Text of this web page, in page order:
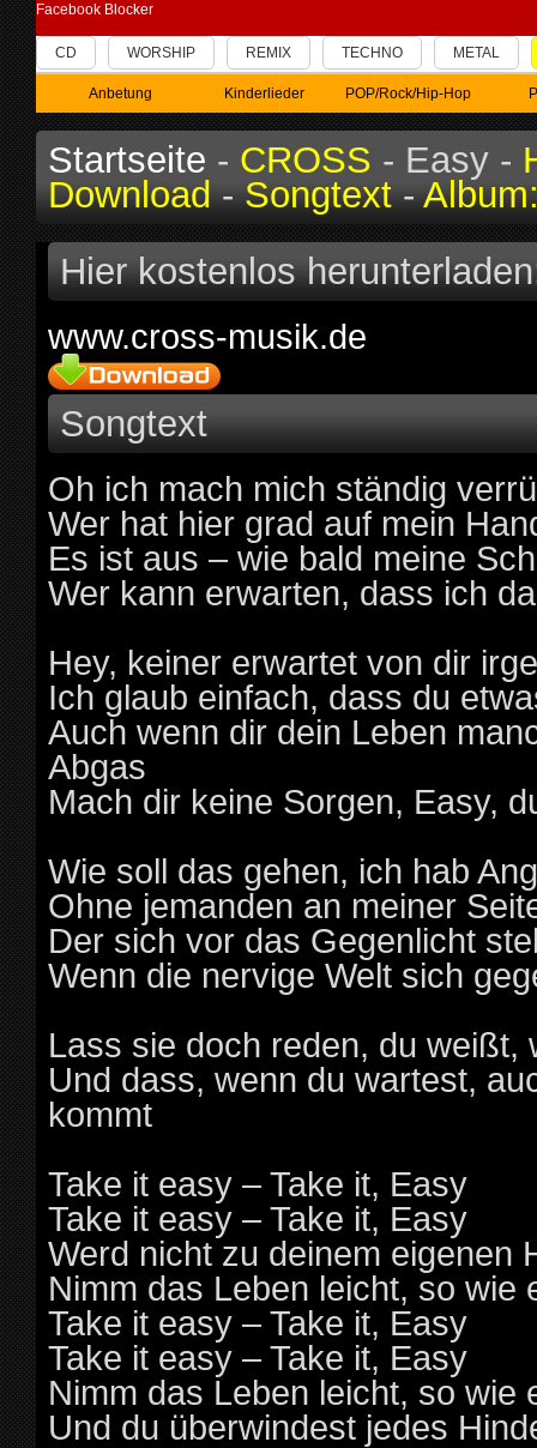
CD WORSHIP REMIX TECHNO METAL
Anbetung Kinderlieder POP/Rock/Hip-Hop
Facebook Blocker
Startseite - CROSS - Easy -
Download-Songtext-
Hier kostenlos
www.cross-musik.de
Songtext
Oh ich mach mich ständig
Wer hat hier grad auf mein
Es ist aus – wie bald meine
Wer kann erwarten, dass ich
Hey, keiner erwartet von dir
Ich glaub einfach, dass du
Auch wenn dir dein Leben
Abgas
Mach dir keine Sorgen, Easy,
Wie soll das gehen, ich hab
Ohne jemanden an meiner
Der sich vor das Gegenlicht
Wenn die nervige Welt sich
Lass sie doch reden, du weißt,
Und dass, wenn du wartest,
kommt
Take it easy – Take it, Easy
Take it easy – Take it, Easy
Werd nicht zu deinem eigenen
Nimm das Leben leicht, so wie
Take it easy – Take it, Easy
Take it easy – Take it, Easy
Nimm das Leben leicht, so wie
Und du überwindest jedes